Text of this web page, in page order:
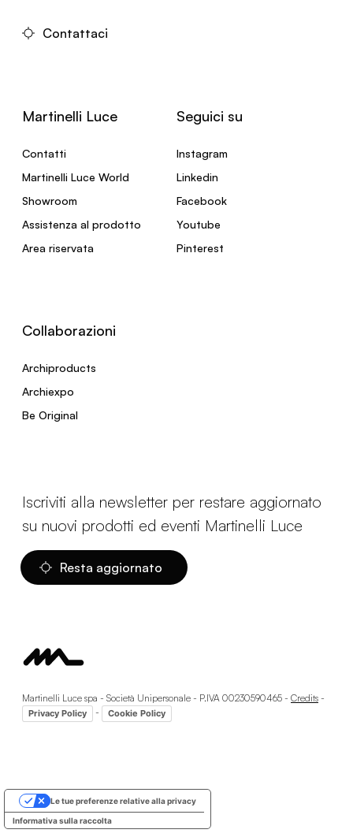
Contattaci
Martinelli Luce
Contatti
Martinelli Luce World
Showroom
Assistenza al prodotto
Area riservata
Seguici su
Instagram
Linkedin
Facebook
Youtube
Pinterest
Collaborazioni
Archiproducts
Archiexpo
Be Original
Iscriviti alla newsletter per restare aggiornato
su nuovi prodotti ed eventi Martinelli Luce
Resta aggiornato
Martinelli Luce spa - Società Unipersonale - P.IVA 00230590465 - Credits -
Privacy Policy - Cookie Policy
Informativa sulla raccolta
Le tue preferenze relative alla privacy